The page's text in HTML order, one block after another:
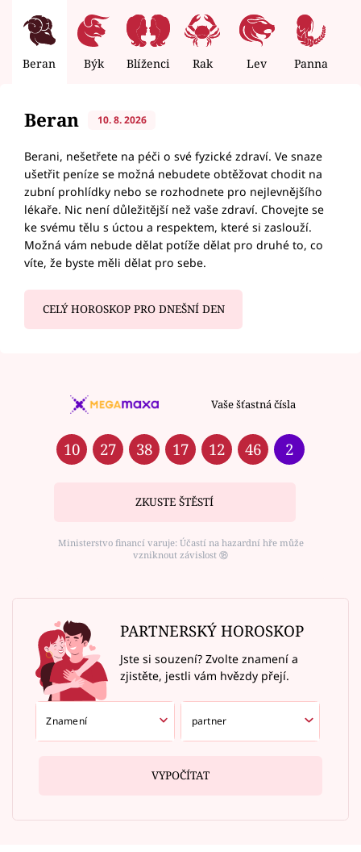
Beran Býk Blíženci Rak Lev Panna
Beran 10. 8. 2026
Berani, nešetřete na péči o své fyzické zdraví. Ve snaze
ušetřit peníze se možná nebudete obtěžovat chodit na
zubní prohlídky nebo se rozhodnete pro nejlevnějšího
lékaře. Nic není důležitější než vaše zdraví. Chovejte se
ke svému tělu s úctou a respektem, které si zaslouží.
Možná vám nebude dělat potíže dělat pro druhé to, co
víte, že byste měli dělat pro sebe.
CELÝ HOROSKOP PRO DNEŠNÍ DEN
Vaše šťastná čísla
10 27 38 17 12 46 2
ZKUSTE ŠTĚSTÍ
Ministerstvo financí varuje: Účastí na hazardní hře může
vzniknout závislost ⑱
PARTNERSKÝ HOROSKOP
Jste si souzení? Zvolte znamení a
zjistěte, jestli vám hvězdy přejí.
VYPOČÍTAT